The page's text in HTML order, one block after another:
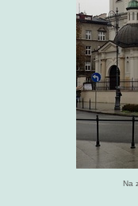
Na zdjęciu, kościół